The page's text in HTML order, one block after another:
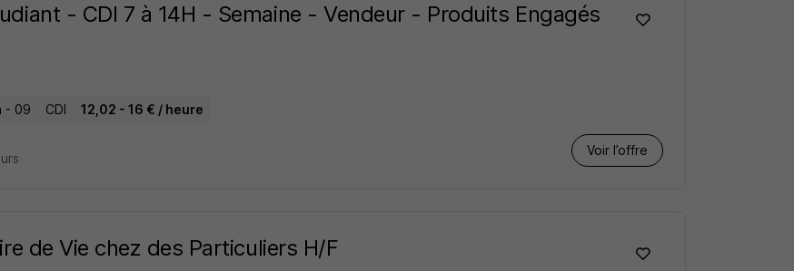
- CDI 7 à 14H - Semaine - Vendeur - Produits Engagés
- 09 CDI 12,02 - 16 € / heure
Voir l’offre
de Vie chez des Particuliers H/F